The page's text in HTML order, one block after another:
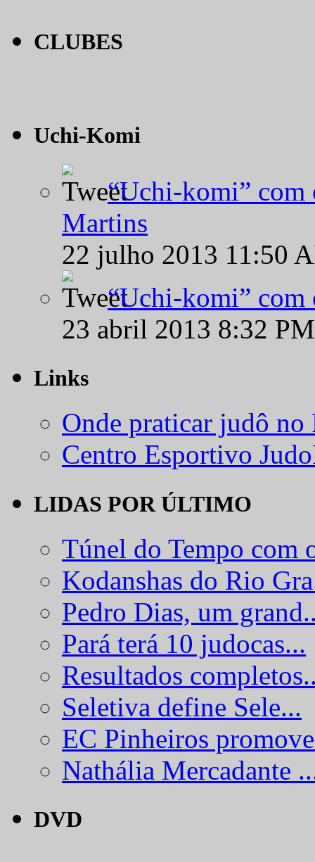
CLUBES
Uchi-Komi
“Uchi-komi” com
Martins
22 julho 2013 11:50
“Uchi-komi” com
23 abril 2013 8:32
Links
Onde praticar judô
Centro Esportivo
LIDAS POR ÚLTIMO
Túnel do Tempo com
Kodanshas do Rio
Pedro Dias, um
Pará terá 10 judocas...
Resultados
Seletiva define Sele...
EC Pinheiros
Nathália Mercadante
DVD